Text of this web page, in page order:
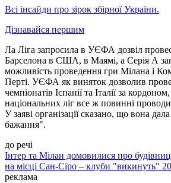
Всі інсайди про зірок збірної України.
Дізнавайся першим
Ла Ліга запросила в УЄФА дозвіл
Барселона в США, в Маямі, а Серія А
можливість проведення гри Мілана і
Перті. УЄФА як виняток дозволив
чемпіонатів Іспанії та Італії за
національних ліг все ж повинні
У заяві організації сказано, що вона
бажання".
до речі
Інтер та Мілан домовилися про
на місці Сан-Сіро – клуби "викинуть"
реклама